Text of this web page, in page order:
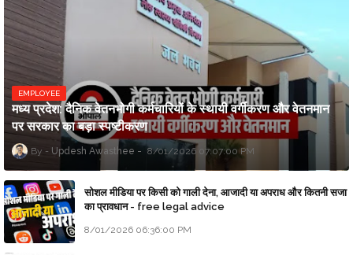
EMPLOYEE
मध्य प्रदेश: दैनिक वेतनभोगी कर्मचारियों के स्थायी वर्गीकरण और वेतनमान
पर सरकार का बड़ा स्पष्टीकरण
Updesh Awasthee 8/01/2026 07:07:00 PM
सोशल मीडिया पर किसी को गाली देना, आजादी या अपराध और कितनी सजा
का प्रावधान - free legal advice
8/01/2026 06:36:00 PM